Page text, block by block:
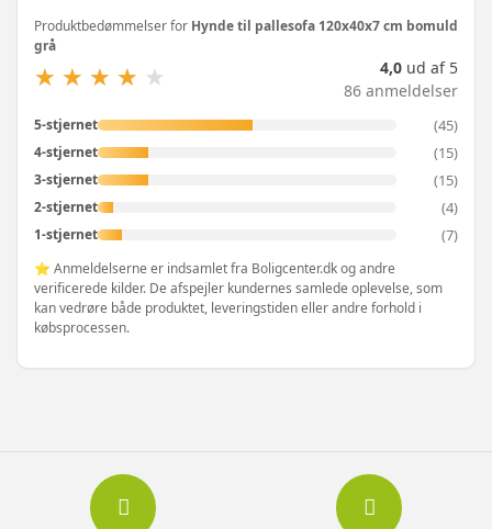
Produktbedømmelser for Hynde til pallesofa 120x40x7 cm bomuld
grå
★
★ ★
★ ★
★ ★
★ ★
★ 4,0 ud af 5
86 anmeldelser
5-stjernet (45)
4-stjernet (15)
3-stjernet (15)
2-stjernet (4)
1-stjernet (7)
⭐ Anmeldelserne er indsamlet fra Boligcenter.dk og andre
verificerede kilder. De afspejler kundernes samlede oplevelse, som
kan vedrøre både produktet, leveringstiden eller andre forhold i
købsprocessen.